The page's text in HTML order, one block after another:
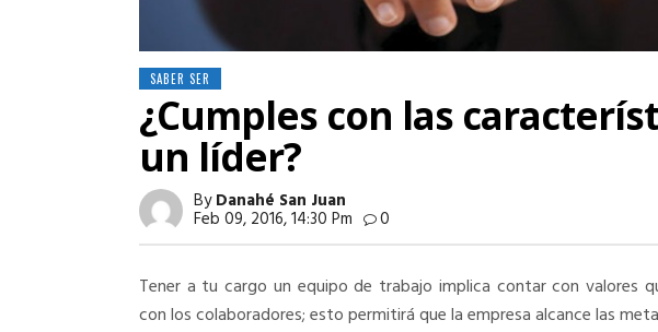
SABER SER
¿Cumples con las
un líder?
ByDanahé San Juan
Feb 09, 2016, 14:30 Pm 0
Tener a tu cargo un equipo de trabajo implica contar con valores
con los colaboradores; esto permitirá que la empresa alcance las